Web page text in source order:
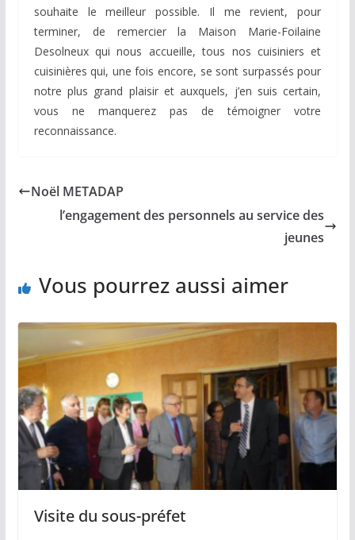
souhaite le meilleur possible. Il me revient, pour
terminer, de remercier la Maison Marie-Foilaine
Desolneux qui nous accueille, tous nos cuisiniers et
cuisinières qui, une fois encore, se sont surpassés pour
notre plus grand plaisir et auxquels, j’en suis certain,
vous ne manquerez pas de témoigner votre
reconnaissance.
Noël METADAP
l’engagement des personnels au service des
jeunes
Vous pourrez aussi aimer
Visite du sous-préfet